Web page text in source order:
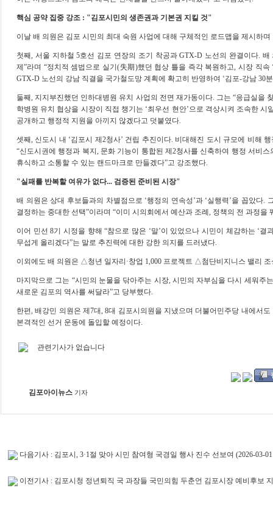
핵심 공약 집중 강조 : "김포시민의 생존권과 기본권 지킬 것"
이날 배 의원은 김포 시민의 최대 숙원 사업에 대해 구체적인 로드맵을 제시하
첫째, 서울 지하철5호선 김포 연장의 조기 착공과GTX-D 노선의 완결이다. 배
제 ”라며 “정치적 셈법으로 실기 (失期)했던 협상 틀을 즉각 복원하고,시장 직속
GTX-D 노선의 강남 직결을 국가철도망 계획에 확고히 반영하여 ‘김포-강남 30
둘째, 지지부진했던 인하대병원 유치 사업의 전면 재가동이다. 그는“응급실을
학병원 유치 협상을 시장이 직접 챙기는 ‘최우선 현안’으로 격상시켜 조속한 시
공개하고 행정적 지원을 아끼지 않겠다고 덧붙였다.
셋째,신도시 내 ‘김포시 제 2청사’ 건립 추진이다. 비대해진 도시 규모에 비해
“신도시권에 행정과 복지 , 문화 기능이 통합된 제2청사를 신축하여 행정 서비
휴식하고 소통할 수 있는 랜드마크로 만들겠다”고 강조했다.
"실패를 반복할 여유가 없다... 검증된 준비된 시장"
배 의원은 상대 후보들과의 차별점으로 ‘행정의 연속성’과 ‘실행력 ’을 꼽았다.
결정하는 중대한 선택”이라며 “이미 시의회에서 예산과 조례 , 정책의 전 과정을
이어 민선8기 시정을 향해“참으로 많은 ‘말’이 있었으나 시민이 체감하는 ‘결
무섭게 올리겠다”는 말로 추진력에 대한 강한 의지를 드러냈다.
이외에도 배 의원은 △청년 일자리 ·창업 1,000 프로젝트 △첨단비지니스 밸리
마지막으로 그는 “시민의 눈물을 닦아주는 시장, 시민의 자부심을 다시 세워주
새로운 김포의 역사를 써달라”고 당부했다.
한편,배강민 의원은 제 7대, 8대 김포시의원을 지냈으며 더불어민주당 내에서
본격적인 선거 운동에 돌입할 예정이다.
관련기사가 없습니다
김포아이뉴스 기자
다음기사 : 김포시, 3·1절 맞아 시민 참여형 국경일 행사 진수 선보여 (2026-03-
이전기사 : 김포시청 정년퇴직 국 과장들 국민의힘 두춘언 김포시장 예비후보